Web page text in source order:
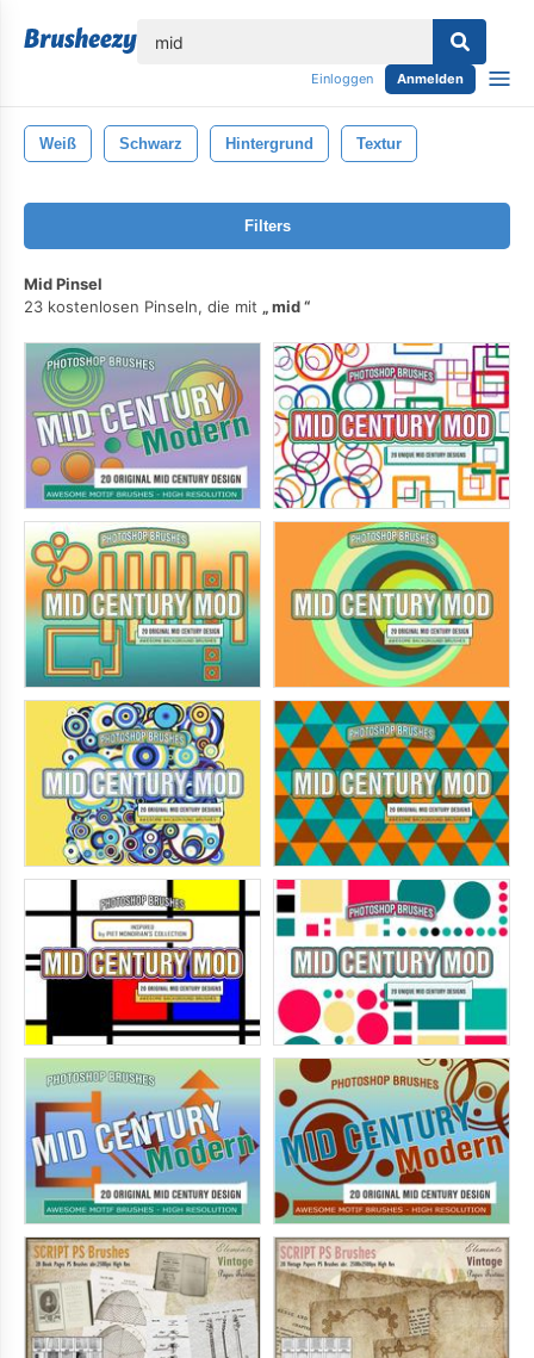
Einloggen Anmelden
Weiß Schwarz Hintergrund Textur
Filters
Mid Pinsel
23 kostenlosen Pinseln, die mit
mid